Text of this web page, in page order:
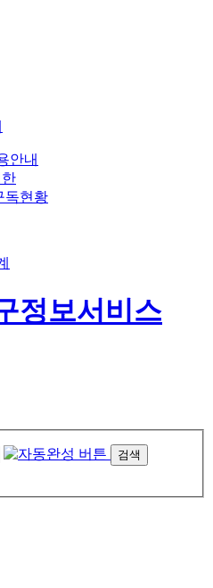
안내
독현황
검색